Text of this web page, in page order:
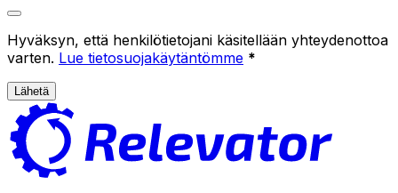
Hyväksyn, että henkilötietojani käsitellään yhteydenottoa
varten. Lue tietosuojakäytäntömme *
Lähetä